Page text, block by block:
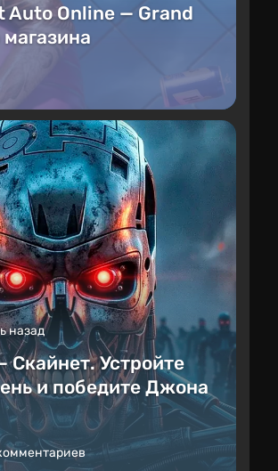
Auto Online — Grand
назад
Скайнет. Устройте
и победите Джона